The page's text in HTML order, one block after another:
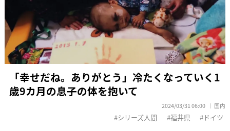
「幸せだね。ありがとう」冷たくなっていく1
歳9カ月の息子の体を抱いて
2024/03/31 06:00 国内
シリーズ人間 福井県 ドイツ